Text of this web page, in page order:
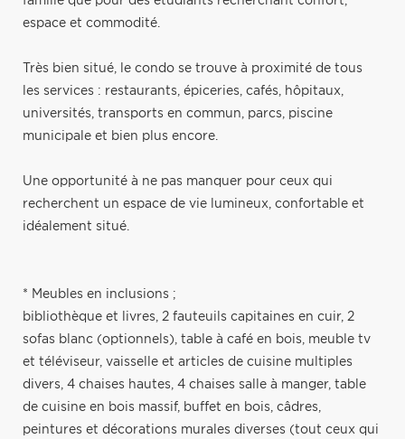
espace et commodité.
Très bien situé, le condo se trouve à proximité de tous
les services : restaurants, épiceries, cafés, hôpitaux,
universités, transports en commun, parcs, piscine
municipale et bien plus encore.
Une opportunité à ne pas manquer pour ceux qui
recherchent un espace de vie lumineux, confortable et
idéalement situé.
* Meubles en inclusions ;
bibliothèque et livres, 2 fauteuils capitaines en cuir, 2
sofas blanc (optionnels), table à café en bois, meuble tv
et téléviseur, vaisselle et articles de cuisine multiples
divers, 4 chaises hautes, 4 chaises salle à manger, table
de cuisine en bois massif, buffet en bois, câdres,
peintures et décorations murales diverses (tout ceux qui